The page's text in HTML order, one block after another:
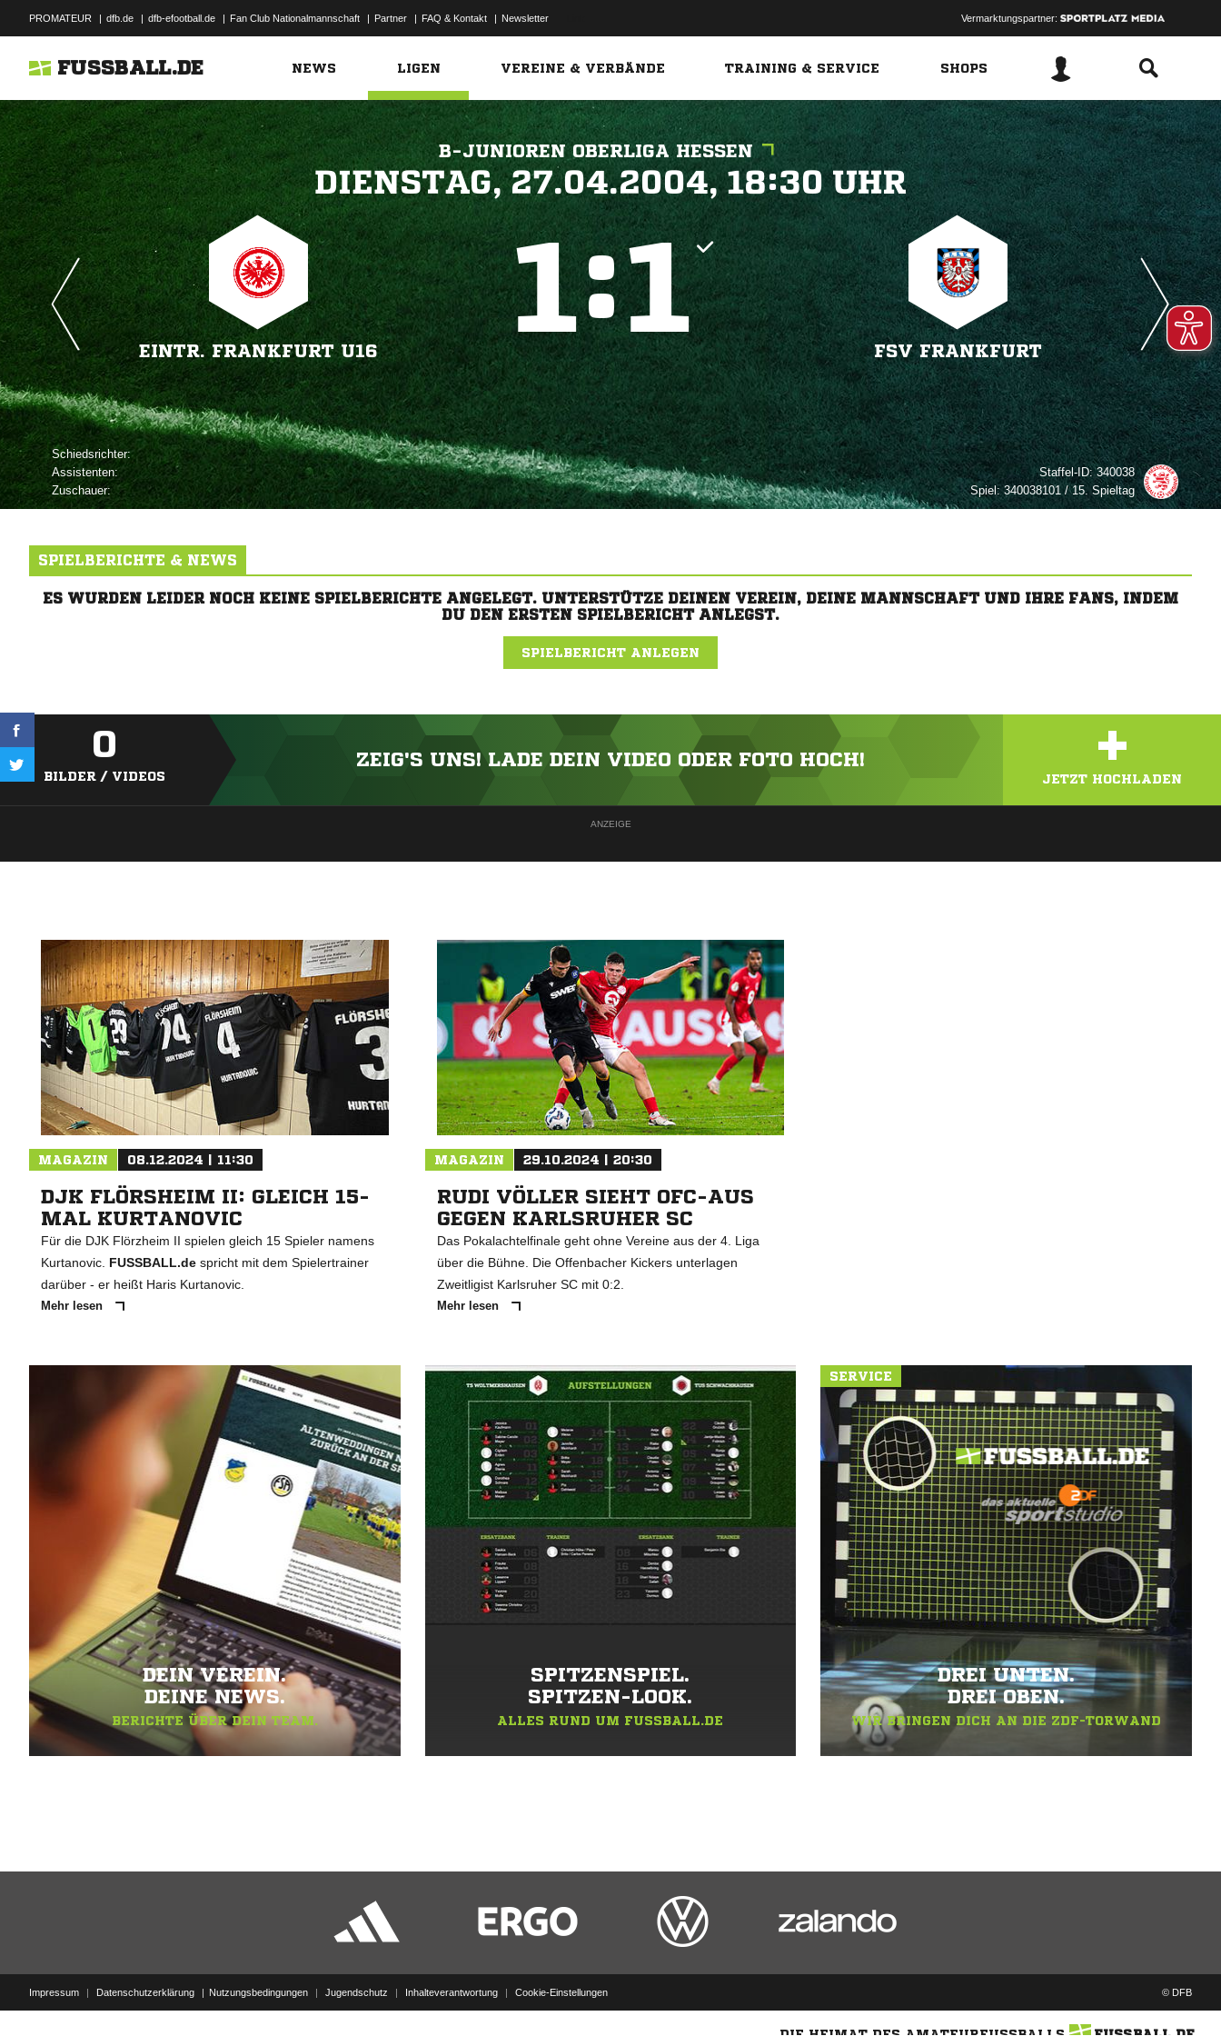
PROMATEUR | dfb.de | dfb-efootball.de | Fan Club Nationalmannschaft | Partner | FAQ & Kontakt | Newsletter Vermarktungspartner:
FUSSBALL.DE NEWS LIGEN VEREINE & VERBÄNDE TRAINING & SERVICE SHOPS
B-JUNIOREN OBERLIGA HESSEN
   
EINTR. FRANKFURT U16
:
FSV FRANKFURT
Schiedsrichter:
Assistenten:
Zuschauer:
Staffel-ID:340038
Spiel:340038101 / 15. Spieltag
SPIELBERICHTE & NEWS
ES WURDEN LEIDER NOCH KEINE SPIELBERICHTE ANGELEGT. UNTERSTÜTZE DEINEN VEREIN, DEINE MANNSCHAFT UND IHRE FANS, INDEM
DU DEN ERSTEN SPIELBERICHT ANLEGST.
SPIELBERICHT ANLEGEN
0
BILDER / VIDEOS
ZEIG'S UNS! LADE DEIN VIDEO ODER FOTO HOCH! +
JETZT HOCHLADEN
ANZEIGE
MAGAZIN 08.12.2024 | 11:30
DJK FLÖRSHEIM II: GLEICH 15-
MAL KURTANOVIC
Für die DJK Flörzheim II spielen gleich 15 Spieler namens
Kurtanovic. FUSSBALL.de spricht mit dem Spielertrainer
darüber - er heißt Haris Kurtanovic.
Mehr lesen
MAGAZIN 29.10.2024 | 20:30
RUDI VÖLLER SIEHT OFC-AUS
GEGEN KARLSRUHER SC
Das Pokalachtelfinale geht ohne Vereine aus der 4. Liga
über die Bühne. Die Offenbacher Kickers unterlagen
Zweitligist Karlsruher SC mit 0:2.
Mehr lesen
DEIN VEREIN.
DEINE NEWS.
BERICHTE ÜBER DEIN TEAM.
SPITZENSPIEL.
SPITZEN-LOOK.
ALLES RUND UM FUSSBALL.DE
SERVICE
DREI UNTEN.
DREI OBEN.
WIR BRINGEN DICH AN DIE ZDF-TORWAND
Impressum | Datenschutzerklärung Nutzungsbedingungen | Jugendschutz | Inhalteverantwortung | Cookie-Einstellungen © DFB